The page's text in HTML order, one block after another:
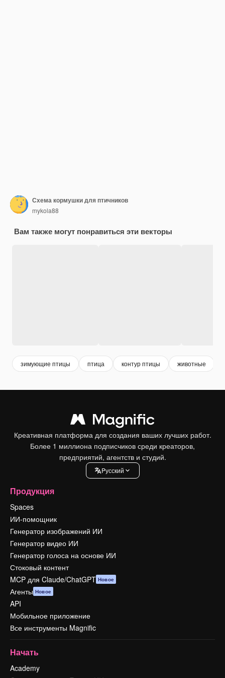
Схема кормушки для птичников
mykola88
Вам также могут понравиться эти векторы
зимующие птицы птица контур птицы животные
Креативная платформа для создания ваших лучших работ.
Более 1 миллиона подписчиков среди креаторов,
предприятий, агентств и студий.
Pусский
Продукция
Spaces
ИИ-помощник
Генератор изображений ИИ
Генератор видео ИИ
Генератор голоса на основе ИИ
Стоковый контент
MCP для Claude/ChatGPT Новое
Агенты Новое
API
Мобильное приложение
Все инструменты Magnific
Начать
Academy